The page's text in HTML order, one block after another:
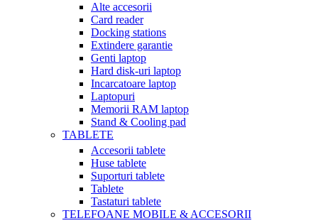
Alte accesorii
Card reader
Docking stations
Extindere garantie
Genti laptop
Hard disk-uri laptop
Incarcatoare laptop
Laptopuri
Memorii RAM laptop
Stand & Cooling pad
TABLETE
Accesorii tablete
Huse tablete
Suporturi tablete
Tablete
Tastaturi tablete
TELEFOANE MOBILE & ACCESORII